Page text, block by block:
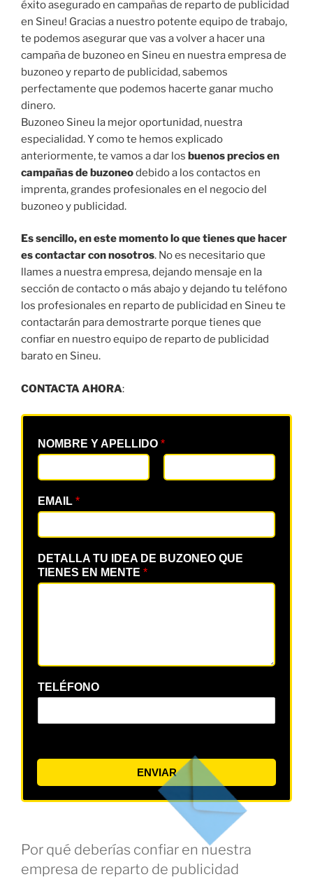
éxito asegurado en campañas de reparto de publicidad
en Sineu! Gracias a nuestro potente equipo de trabajo,
te podemos asegurar que vas a volver a hacer una
campaña de buzoneo en Sineu en nuestra empresa de
buzoneo y reparto de publicidad, sabemos
perfectamente que podemos hacerte ganar mucho
dinero.
Buzoneo Sineu la mejor oportunidad, nuestra
especialidad. Y como te hemos explicado
anteriormente, te vamos a dar los buenos precios en
campañas de buzoneodebido a los contactos en
imprenta, grandes profesionales en el negocio del
buzoneo y publicidad.
Es sencillo, en este momento lo que tienes que hacer
es contactar con nosotros. No es necesitario que
llames a nuestra empresa, dejando mensaje en la
sección de contacto o más abajo y dejando tu teléfono
los profesionales en reparto de publicidad en Sineu te
contactarán para demostrarte porque tienes que
confiar en nuestro equipo de reparto de publicidad
barato en Sineu.
CONTACTA AHORA:
NOMBRE Y APELLIDO *
EMAIL *
DETALLA TU IDEA DE BUZONEO QUE
TIENES EN MENTE *
TELÉFONO
ENVIAR
Por qué deberías confiar en nuestra
empresa de reparto de publicidad